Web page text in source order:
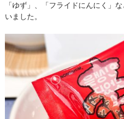
「ゆず」、「フライドにんにく」
いました。